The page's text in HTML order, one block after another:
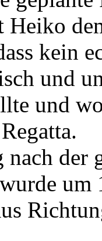
Heiko
kein
und
und
nach der